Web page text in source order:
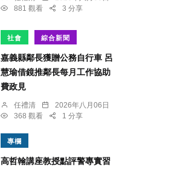
881 觀看
3 分享
社會 綜合新聞
嘉義縣鄰長獲贈公務自行車 呂
慧瑜借鏡推鄰長每月工作協助
費政見
任禮清
2026年八月06日
368 觀看
1 分享
專欄
高哲翰講座教授點評警專實習